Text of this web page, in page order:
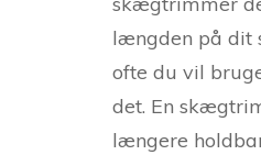
længden på dit
ofte du vil
det. En
længere